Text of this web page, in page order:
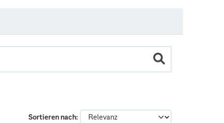
Sortieren nach